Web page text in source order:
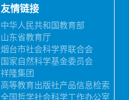
友情链接
中华人民共和国教育部
山东省教育厅
烟台市社会科学界联合会
国家自然科学基金委员会
祥隆集团
高等教育出版社产品信息检索
系统
全国哲学社会科学工作办公室